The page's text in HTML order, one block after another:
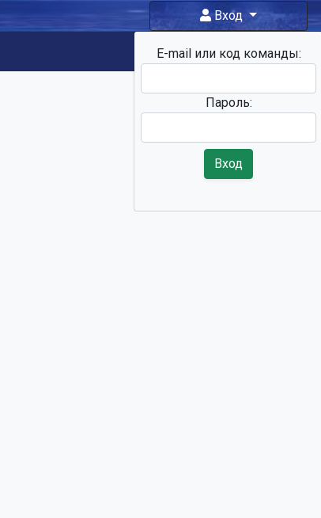
Вход
E-mail или код команды:
Пароль:
Вход